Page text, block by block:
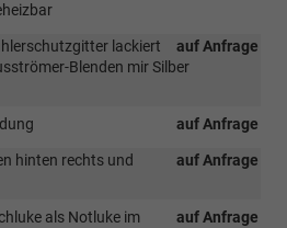
auf Anfrage
lackiert
Blenden mir Silber
auf Anfrage
auf Anfrage
hinten rechts und
auf Anfrage
als Notluke im